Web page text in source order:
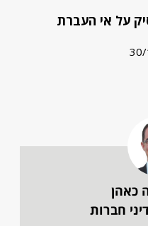
על אי העברת
כאהן
חברות